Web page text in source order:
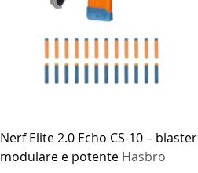
Nerf Elite 2.0 Echo CS-10 – blaster
modulare e potente Hasbro